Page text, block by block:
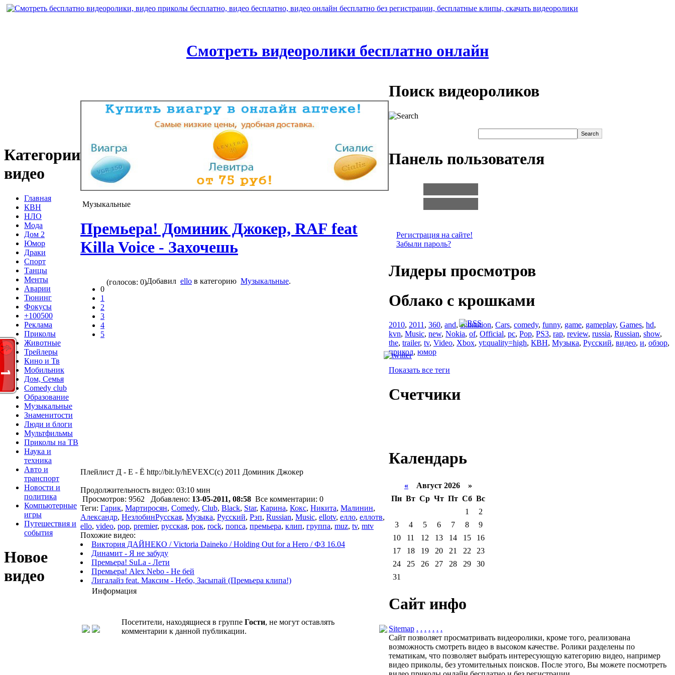
Смотреть видеоролики бесплатно онлайн
Категории
видео
Главная
КВН
НЛО
Мода
Дом 2
Юмор
Драки
Спорт
Танцы
Менты
Аварии
Тюнинг
Фокусы
+100500
Реклама
Приколы
Животные
Трейлеры
Кино и Тв
Мобильник
Дом, Семья
Comedy club
Образование
Музыкальные
Знаменитости
Люди и блоги
Мультфильмы
Приколы на ТВ
Наука и
техника
Авто и
транспорт
Новости и
политика
Компьютерные
игры
Путешествия и
события
Новое
видео
Музыкальные
Премьера! Доминик Джокер, RAF feat
Killa Voice - Захочешь
0
1
2
3
4
5
(голосов: 0)Добавил ello в категорию Музыкальные.
Плейлист Д - Е - Ё http://bit.ly/hEVEXC(c) 2011 Доминик Джокер
Продолжительность видео: 03:10 мин
Просмотров: 9562 Добавлено: 13-05-2011, 08:58 Все комментарии: 0
Теги: Гарик, Мартиросян, Comedy, Club, Black, Star, Карина, Кокс, Никита, Малинин,
Александр, НезлобинРусская, Музыка, Русский, Рэп, Russian, Music, ellotv, елло, еллотв,
ello, video, pop, premier, русская, рок, rock, попса, премьера, клип, группа, muz, tv, mtv
Похожие видео:
Виктория ДАЙНЕКО / Victoria Daineko / Holding Out for a Hero / ФЗ 16.04
Динамит - Я не забуду
Премьера! SuLa - Лети
Премьера! Alex Nebo - Не бей
Лигалайз feat. Максим - Небо, Засыпай (Премьера клипа!)
Информация
Посетители, находящиеся в группе Гости, не могут оставлять
комментарии к данной публикации.
Поиск видеороликов
Панель пользователя
Регистрация на сайте!
Забыли пароль?
Лидеры просмотров
Облако с крошками
2010, 2011 , 360, and,animation, Cars, comedy, funny, game, gameplay, Games, hd,
kvn, Music, new, Nokia, of, Official, pc, Pop, PS3, rap, review, russia, Russian, show,
the, trailer, tv, Video, Xbox, yt:quality=high, КВН, Музыка, Русский, видео, и, обзор,
прикол, юмор
Показать все теги
Счетчики
Календарь
« Август 2026 »
Пн Вт Ср Чт Пт Сб Вс
1
2
3
4 5 6 7 8
9
10
11 12 13 14 15
16
17
18 19 20 21 22
23
24
25 26 27 28 29
30
31
Сайт инфо
Sitemap . . . . . . .
Сайт позволяет просматривать видеоролики, кроме того, реализована
возможность смотреть видео в высоком качестве. Ролики разделены по
тематикам, что позволяет выбрать интересующую категорию видео, например
видео приколы, без утомительных поисков. После этого, Вы можете посмотреть